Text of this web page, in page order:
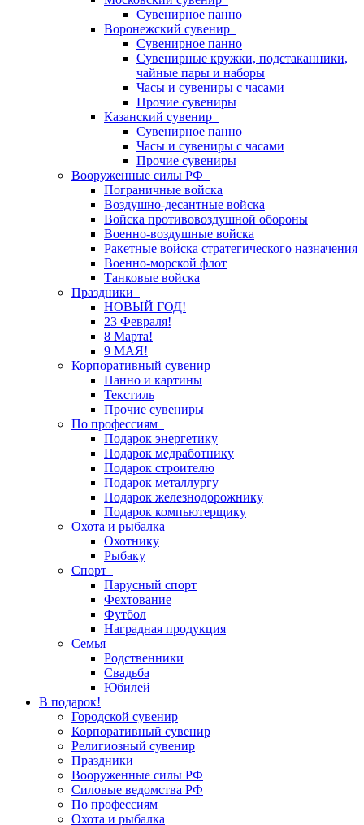
Сувенирное панно
Воронежский сувенир
Сувенирное панно
Сувенирные кружки, подстаканники,
чайные пары и наборы
Часы и сувениры с часами
Прочие сувениры
Казанский сувенир
Сувенирное панно
Часы и сувениры с часами
Прочие сувениры
Вооруженные силы РФ
Пограничные войска
Воздушно-десантные войска
Войска противовоздушной обороны
Военно-воздушные войска
Ракетные войска стратегического назначения
Военно-морской флот
Танковые войска
Праздники
НОВЫЙ ГОД!
23 Февраля!
8 Марта!
9 МАЯ!
Корпоративный сувенир
Панно и картины
Текстиль
Прочие сувениры
По профессиям
Подарок энергетику
Подарок медработнику
Подарок строителю
Подарок металлургу
Подарок железнодорожнику
Подарок компьютерщику
Охота и рыбалка
Охотнику
Рыбаку
Спорт
Парусный спорт
Фехтование
Футбол
Наградная продукция
Семья
Родственники
Свадьба
Юбилей
В подарок!
Городской сувенир
Корпоративный сувенир
Религиозный сувенир
Праздники
Вооруженные силы РФ
Силовые ведомства РФ
По профессиям
Охота и рыбалка